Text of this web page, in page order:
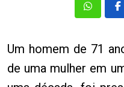
Um homem de 71
de uma mulher em